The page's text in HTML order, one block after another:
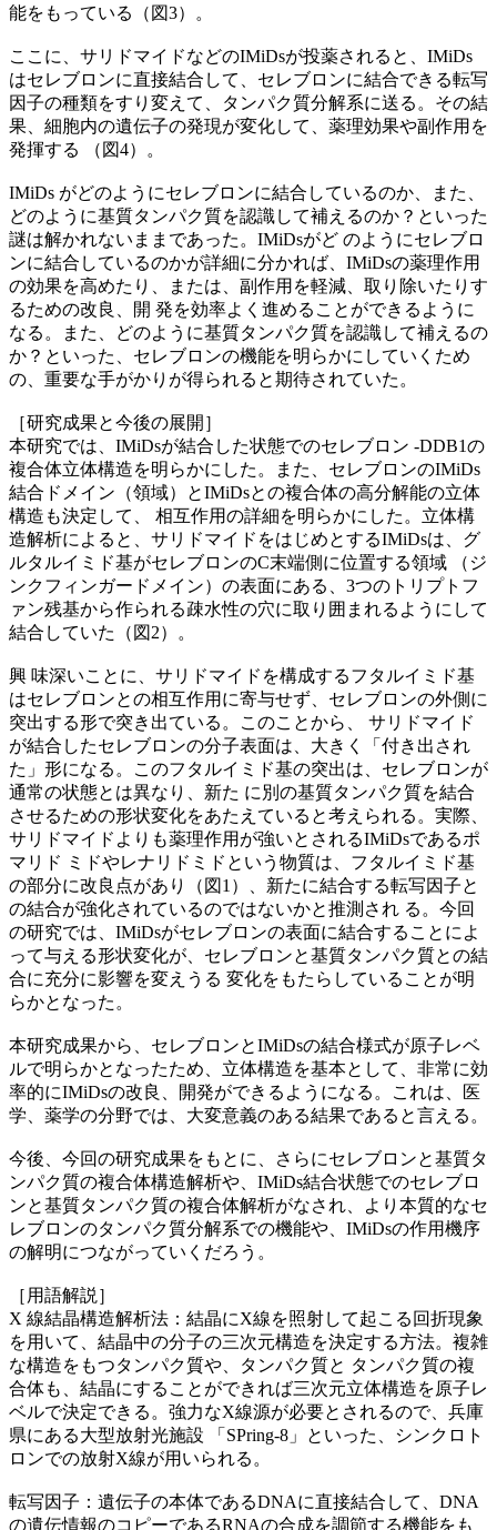
能をもっている（図3）。
ここに、サリドマイドなどのIMiDsが投薬されると、IMiDs
はセレブロンに直接結合して、セレブロンに結合できる転写
因子の種類をすり変えて、タンパク質分解系に送る。その結
果、細胞内の遺伝子の発現が変化して、薬理効果や副作用を
発揮する （図4）。
IMiDs がどのようにセレブロンに結合しているのか、また、
どのように基質タンパク質を認識して補えるのか？といった
謎は解かれないままであった。IMiDsがど のようにセレブロ
ンに結合しているのかが詳細に分かれば、IMiDsの薬理作用
の効果を高めたり、または、副作用を軽減、取り除いたりす
るための改良、開 発を効率よく進めることができるように
なる。また、どのように基質タンパク質を認識して補えるの
か？といった、セレブロンの機能を明らかにしていくため
の、重要な手がかりが得られると期待されていた。
［研究成果と今後の展開］
本研究では、IMiDsが結合した状態でのセレブロン -DDB1の
複合体立体構造を明らかにした。また、セレブロンのIMiDs
結合ドメイン（領域）とIMiDsとの複合体の高分解能の立体
構造も決定して、 相互作用の詳細を明らかにした。立体構
造解析によると、サリドマイドをはじめとするIMiDsは、グ
ルタルイミド基がセレブロンのC末端側に位置する領域 （ジ
ンクフィンガードメイン）の表面にある、3つのトリプトフ
ァン残基から作られる疎水性の穴に取り囲まれるようにして
結合していた（図2）。
興 味深いことに、サリドマイドを構成するフタルイミド基
はセレブロンとの相互作用に寄与せず、セレブロンの外側に
突出する形で突き出ている。このことから、 サリドマイド
が結合したセレブロンの分子表面は、大きく「付き出され
た」形になる。このフタルイミド基の突出は、セレブロンが
通常の状態とは異なり、新た に別の基質タンパク質を結合
させるための形状変化をあたえていると考えられる。実際、
サリドマイドよりも薬理作用が強いとされるIMiDsであるポ
マリド ミドやレナリドミドという物質は、フタルイミド基
の部分に改良点があり（図1）、新たに結合する転写因子と
の結合が強化されているのではないかと推測され る。今回
の研究では、IMiDsがセレブロンの表面に結合することによ
って与える形状変化が、セレブロンと基質タンパク質との結
合に充分に影響を変えうる 変化をもたらしていることが明
らかとなった。
本研究成果から、セレブロンとIMiDsの結合様式が原子レベ
ルで明らかとなったため、立体構造を基本として、非常に効
率的にIMiDsの改良、開発ができるようになる。これは、医
学、薬学の分野では、大変意義のある結果であると言える。
今後、今回の研究成果をもとに、さらにセレブロンと基質タ
ンパク質の複合体構造解析や、IMiDs結合状態でのセレブロ
ンと基質タンパク質の複合体解析がなされ、より本質的なセ
レブロンのタンパク質分解系での機能や、IMiDsの作用機序
の解明につながっていくだろう。
［用語解説］
X 線結晶構造解析法：結晶にX線を照射して起こる回折現象
を用いて、結晶中の分子の三次元構造を決定する方法。複雑
な構造をもつタンパク質や、タンパク質と タンパク質の複
合体も、結晶にすることができれば三次元立体構造を原子レ
ベルで決定できる。強力なX線源が必要とされるので、兵庫
県にある大型放射光施設 「SPring-8」といった、シンクロト
ロンでの放射X線が用いられる。
転写因子：遺伝子の本体であるDNAに直接結合して、DNA
の遺伝情報のコピーであるRNAの合成を調節する機能をも